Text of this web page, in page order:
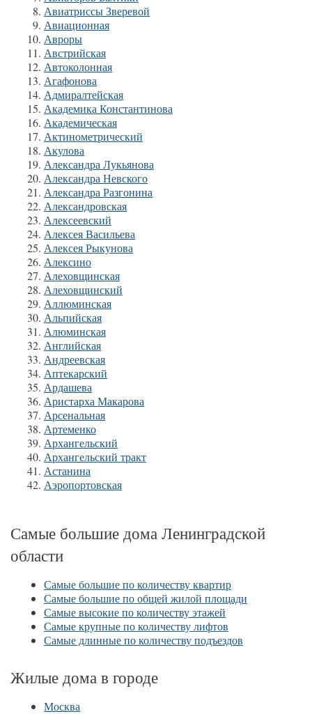
Авиатриссы Зверевой
Авиационная
Авроры
Австрийская
Автоколонная
Агафонова
Адмиралтейская
Академика Константинова
Академическая
Актинометрический
Акулова
Александра Лукьянова
Александра Невского
Александра Разгонина
Александровская
Алексеевский
Алексея Васильева
Алексея Рыкунова
Алексино
Алеховщинская
Алеховщинский
Аллюминская
Альпийская
Алюминская
Английская
Андреевская
Аптекарский
Ардашева
Аристарха Макарова
Арсенальная
Артеменко
Архангельский
Архангельский тракт
Астанина
Аэропортовская
Самые большие дома Ленинградской
области
Самые большие по количеству квартир
Самые большие по общей жилой площади
Самые высокие по количеству этажей
Самые крупные по количеству лифтов
Самые длинные по количеству подъездов
Жилые дома в городе
Москва